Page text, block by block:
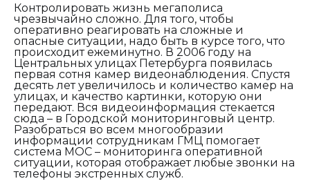
Контролировать жизнь мегаполиса
чрезвычайно сложно. Для того, чтобы
оперативно реагировать на сложные и
опасные ситуации, надо быть в курсе того, что
происходит ежеминутно. В 2006 году на
Центральных улицах Петербурга появилась
первая сотня камер видеонаблюдения. Спустя
десять лет увеличилось и количество камер на
улицах, и качество картинки, которую они
передают. Вся видеоинформация стекается
сюда – в Городской мониторинговый центр.
Разобраться во всем многообразии
информации сотрудникам ГМЦ помогает
система МОС – мониторинга оперативной
ситуации, которая отображает любые звонки на
телефоны экстренных служб.